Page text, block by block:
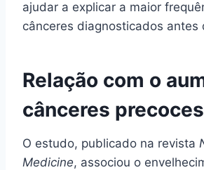
ajudar a explicar a maior
cânceres diagnosticados antes
Relação com o
cânceres precoces
O estudo, publicado na revista
Medicine, associou o